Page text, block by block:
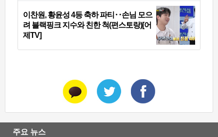
이찬원, 황윤성 4등 축하 파티‥손님 모으
려 블랙핑크 지수와 친한 척(편스토랑)[어
제TV]
주요 뉴스